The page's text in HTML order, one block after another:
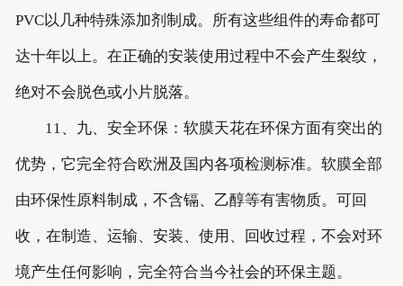
PVC以几种特殊添加剂制成。所有这些组件的寿命都可
达十年以上。在正确的安装使用过程中不会产生裂纹，
绝对不会脱色或小片脱落。
11、九、安全环保：软膜天花在环保方面有突出的
优势，它完全符合欧洲及国内各项检测标准。软膜全部
由环保性原料制成，不含镉、乙醇等有害物质。可回
收，在制造、运输、安装、使用、回收过程，不会对环
境产生任何影响，完全符合当今社会的环保主题。